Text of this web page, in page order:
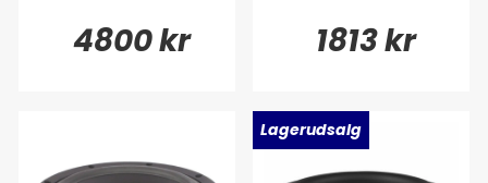
4800 kr 1813 kr
Lagerudsalg